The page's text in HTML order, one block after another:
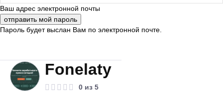
Ваш адрес электронной почты
Пароль будет выслан Вам по электронной почте.
Fonelaty
0 из 5